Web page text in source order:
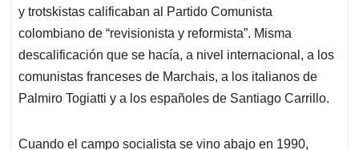
y trotskistas calificaban al Partido Comunista
colombiano de “revisionista y reformista”. Misma
descalificación que se hacía, a nivel internacional, a los
comunistas franceses de Marchais, a los italianos de
Palmiro Togiatti y a los españoles de Santiago Carrillo.
Cuando el campo socialista se vino abajo en 1990,